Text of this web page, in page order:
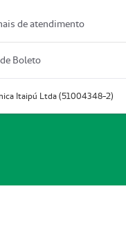
de atendimento
Boleto
Itaipú Ltda (51004348-2)